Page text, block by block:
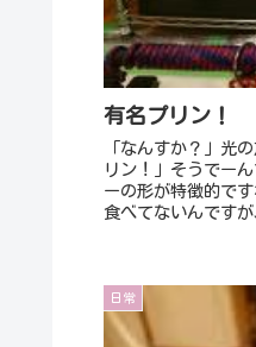
有名プリン！
「なんすか？」光
リン！」そうでー
ーの形が特徴的で
食べてないんです
日常